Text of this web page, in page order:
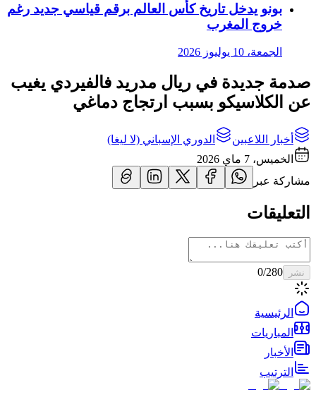
بونو يدخل تاريخ كأس العالم برقم قياسي جديد رغم
خروج المغرب
الجمعة، 10 يوليوز 2026
صدمة جديدة في ريال مدريد فالفيردي يغيب
عن الكلاسيكو بسبب ارتجاج دماغي
أخبار اللاعبين
الدوري الإسباني (لا ليغا)
الخميس، 7 ماي 2026
مشاركة عبر
التعليقات
نشر 0/280
الرئيسية
المباريات
الأخبار
الترتيب